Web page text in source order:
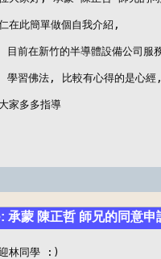
在此簡單做個自我介紹,
前在新竹的半導體設備公司
學習佛法, 比較有心得的是
家多多指導
承蒙 陳正哲 師兄的同意申
林同學 :)